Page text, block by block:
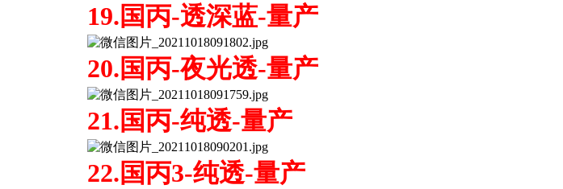
19.国丙-透深蓝-量产
20.国丙-夜光透-量产
21.国丙-纯透-量产
22.国丙3-纯透-量产